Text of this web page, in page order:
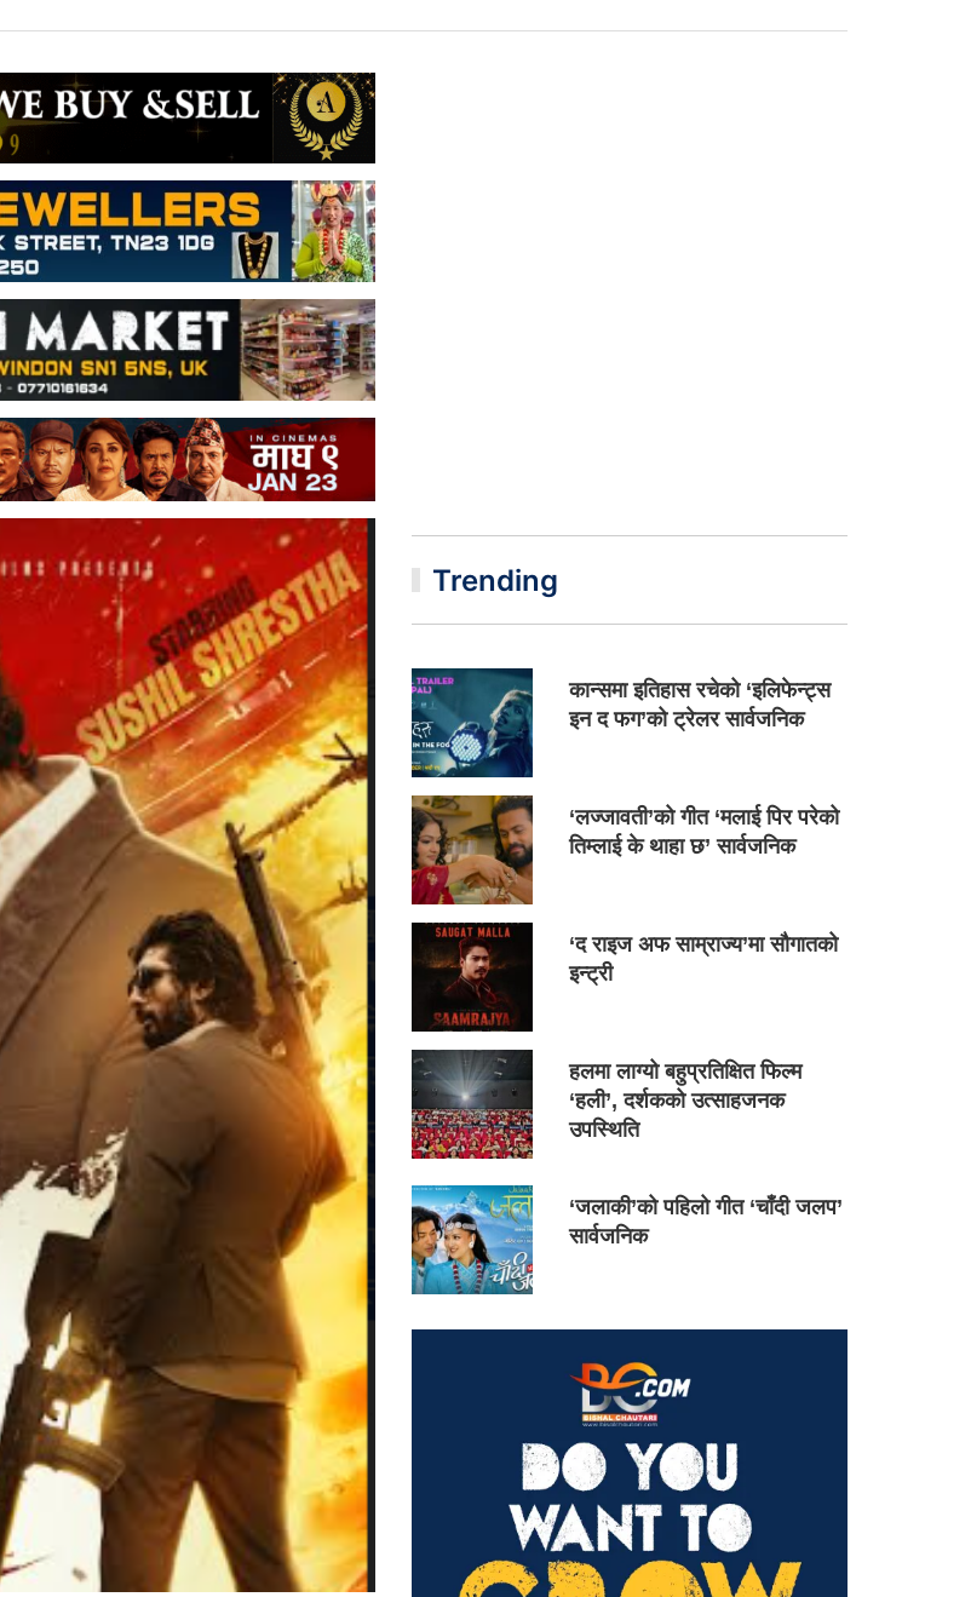
Trending
कान्समा इतिहास रचेको ‘इलिफेन्ट्स
इन द फग’को ट्रेलर सार्वजनिक
‘लज्जावती’को गीत ‘मलाई पिर परेको
तिम्लाई के थाहा छ’ सार्वजनिक
‘द राइज अफ साम्राज्य’मा सौगातको
इन्ट्री
हलमा लाग्यो बहुप्रतिक्षित फिल्म
‘हली’, दर्शकको उत्साहजनक
उपस्थिति
‘जलाकी’को पहिलो गीत ‘चाँदी जलप’
सार्वजनिक